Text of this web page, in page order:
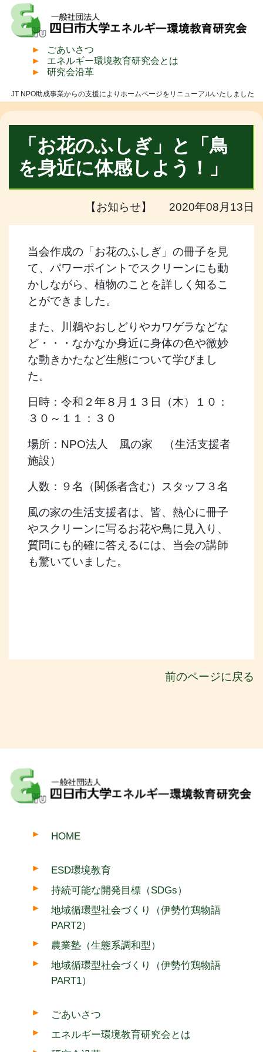
ごあいさつ
エネルギー環境教育研究会とは
研究会沿革
JT NPO助成事業からの支援によりホームページをリニューアルいたしました
「お花のふしぎ」と「鳥
を身近に体感しよう！」
【お知らせ】 2020年08月13日
当会作成の「お花のふしぎ」の冊子を見
て、パワーポイントでスクリーンにも動
かしながら、植物のことを詳しく知るこ
とができました。
また、川鵜やおしどりやカワゲラなどな
ど・・・なかなか身近に身体の色や微妙
な動きかたなど生態について学びまし
た。
日時：令和２年８月１３日（木）１０：
３０～１１：３０
場所：NPO法人 風の家 （生活支援者
施設）
人数：９名（関係者含む）スタッフ３名
風の家の生活支援者は、皆、熱心に冊子
やスクリーンに写るお花や鳥に見入り、
質問にも的確に答えるには、当会の講師
も驚いていました。
前のページに戻る
HOME
ESD環境教育
持続可能な開発目標（SDGs）
地域循環型社会づくり（伊勢竹鶏物語
PART2）
農業塾（生態系調和型）
地域循環型社会づくり（伊勢竹鶏物語
PART1）
ごあいさつ
エネルギー環境教育研究会とは